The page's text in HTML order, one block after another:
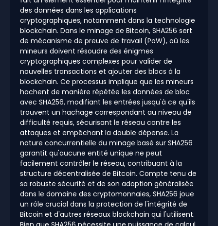
des données dans les applications
cryptographiques, notamment dans la technologie
blockchain. Dans le minage de Bitcoin, SHA256 sert
de mécanisme de preuve de travail (PoW), où les
mineurs doivent résoudre des énigmes
cryptographiques complexes pour valider de
nouvelles transactions et ajouter des blocs à la
blockchain. Ce processus implique que les mineurs
hachent de manière répétée les données de bloc
avec SHA256, modifiant les entrées jusqu'à ce qu'ils
trouvent un hachage correspondant au niveau de
difficulté requis, sécurisant le réseau contre les
attaques et empêchant la double dépense. La
nature concurrentielle du minage basé sur SHA256
garantit qu'aucune entité unique ne peut
facilement contrôler le réseau, contribuant à la
structure décentralisée de Bitcoin. Compte tenu de
sa robuste sécurité et de son adoption généralisée
dans le domaine des cryptomonnaies, SHA256 joue
un rôle crucial dans la protection de l'intégrité de
Bitcoin et d'autres réseaux blockchain qui l'utilisent.